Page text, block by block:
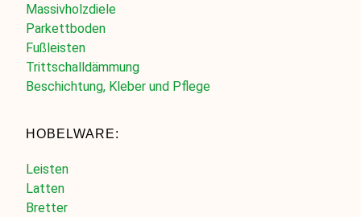
Massivholzdiele
Parkettboden
Fußleisten
Trittschalldämmung
Beschichtung, Kleber und Pflege
HOBELWARE:
Leisten
Latten
Bretter